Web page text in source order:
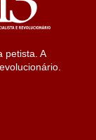
petista. A